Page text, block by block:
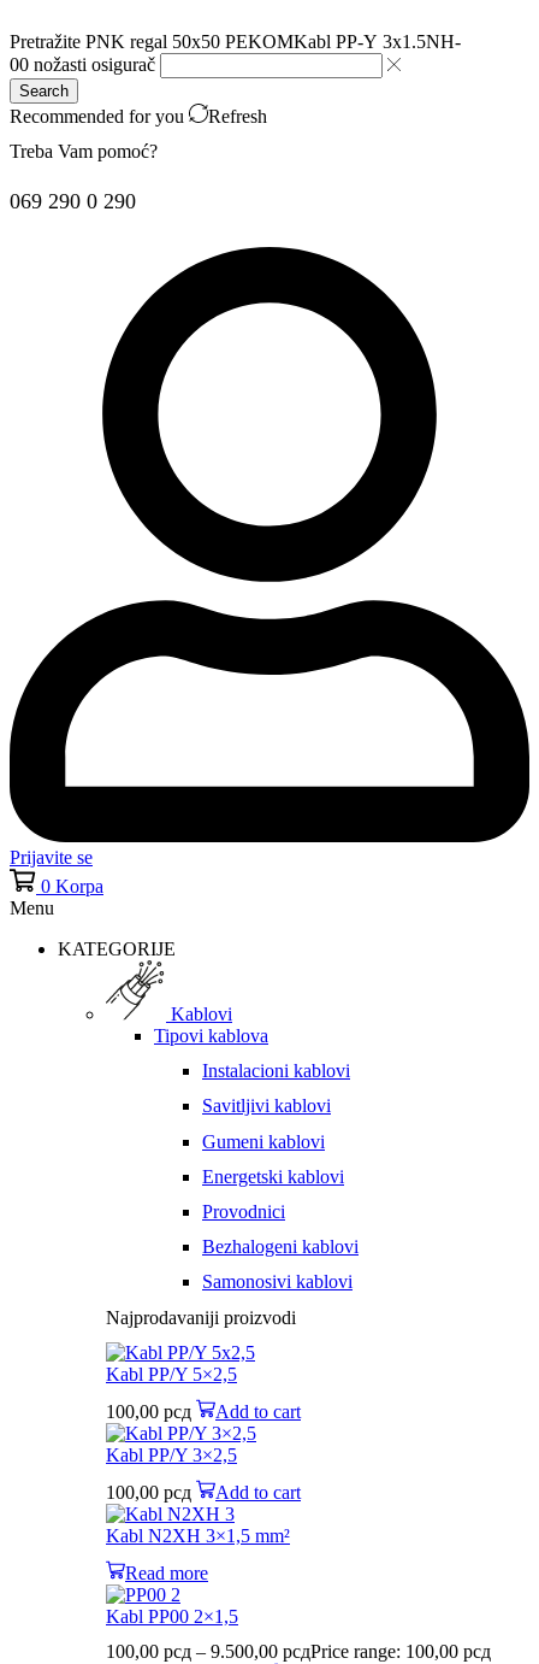
Pretražite PNK regal 50x50 PEKOMKabl PP-Y 3x1.5NH-
00 nožasti osigurač
Search
Recommended for you
Refresh
Treba Vam pomoć?
069 290 0 290
Prijavite se
0 Korpa
Menu
KATEGORIJE
Kablovi
Tipovi kablova
Instalacioni kablovi
Savitljivi kablovi
Gumeni kablovi
Energetski kablovi
Provodnici
Bezhalogeni kablovi
Samonosivi kablovi
Najprodavaniji proizvodi
Kabl PP/Y 5×2,5
100,00 рсд Add to cart
Kabl PP/Y 3×2,5
100,00 рсд Add to cart
Kabl N2XH 3×1,5 mm²
Read more
Kabl PP00 2×1,5
100,00 рсд – 9.500,00 рсдPrice range: 100,00 рсд